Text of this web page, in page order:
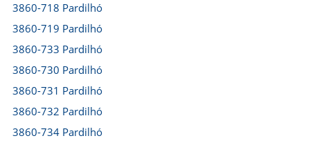
3860-718 Pardilhó
3860-719 Pardilhó
3860-733 Pardilhó
3860-730 Pardilhó
3860-731 Pardilhó
3860-732 Pardilhó
3860-734 Pardilhó